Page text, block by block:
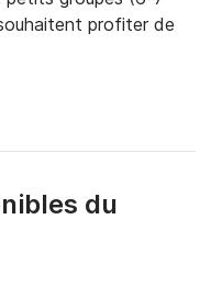
profiter de
et découvrez
Ionienne, les îles de
îles de la région
abriter son amour
du